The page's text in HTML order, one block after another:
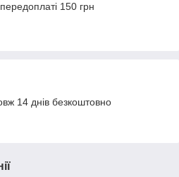
150 грн
14 днів безкоштовно